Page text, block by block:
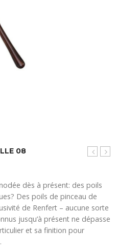
Taille
04
Big
08
dès à présent: des poils
Des poils de pinceau de
de Renfert – aucune sorte
jusqu’à présent ne dépasse
et sa finition pour